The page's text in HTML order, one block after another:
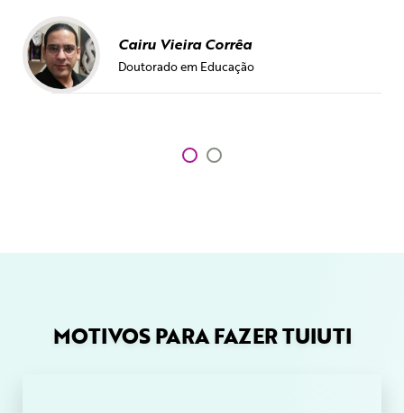
Cairu Vieira Corrêa
Doutorado em Educação
MOTIVOS PARA FAZER TUIUTI